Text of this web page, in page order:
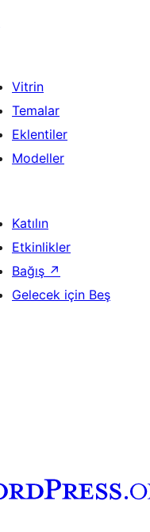
Vitrin
Temalar
Eklentiler
Modeller
Katılın
Etkinlikler
Bağış ↗
Gelecek için Beş